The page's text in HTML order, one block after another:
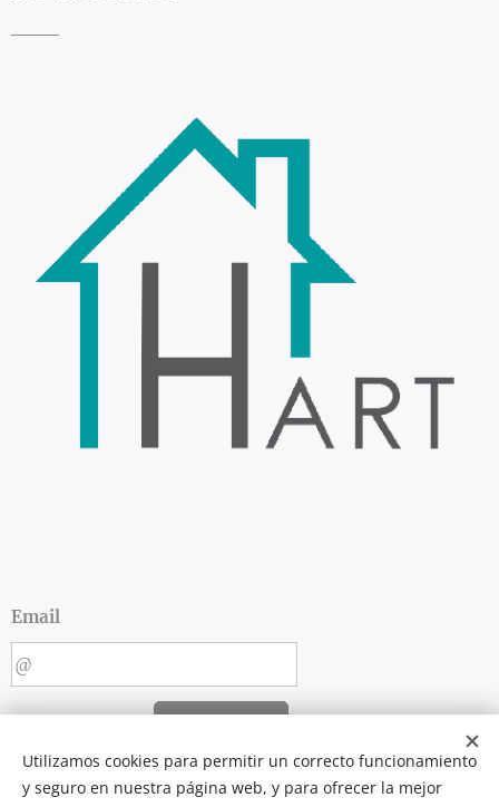
Email
Utilizamos cookies para permitir un correcto funcionamiento
y seguro en nuestra página web, y para ofrecer la mejor